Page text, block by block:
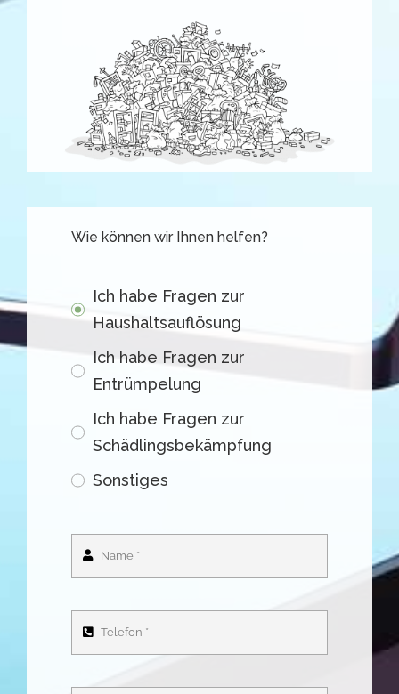
Wie können wir Ihnen helfen?
Ich habe Fragen zur
Haushaltsauflösung
Ich habe Fragen zur
Entrümpelung
Ich habe Fragen zur
Schädlingsbekämpfung
Sonstiges